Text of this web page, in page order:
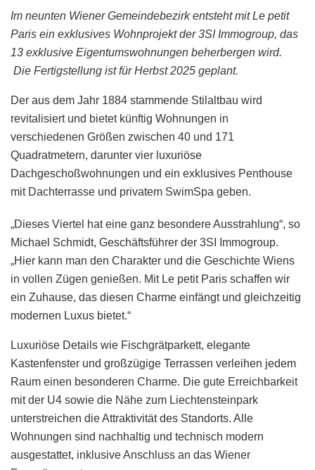
Im neunten Wiener Gemeindebezirk entsteht mit Le petit
Paris ein exklusives Wohnprojekt der 3SI Immogroup, das
13 exklusive Eigentumswohnungen beherbergen wird.
Die Fertigstellung ist für Herbst 2025 geplant.
Der aus dem Jahr 1884 stammende Stilaltbau wird
revitalisiert und bietet künftig Wohnungen in
verschiedenen Größen zwischen 40 und 171
Quadratmetern, darunter vier luxuriöse
Dachgeschoßwohnungen und ein exklusives Penthouse
mit Dachterrasse und privatem SwimSpa geben.
„Dieses Viertel hat eine ganz besondere Ausstrahlung“, so
Michael Schmidt, Geschäftsführer der 3SI Immogroup.
„Hier kann man den Charakter und die Geschichte Wiens
in vollen Zügen genießen. Mit Le petit Paris schaffen wir
ein Zuhause, das diesen Charme einfängt und gleichzeitig
modernen Luxus bietet.“
Luxuriöse Details wie Fischgrätparkett, elegante
Kastenfenster und großzügige Terrassen verleihen jedem
Raum einen besonderen Charme. Die gute Erreichbarkeit
mit der U4 sowie die Nähe zum Liechtensteinpark
unterstreichen die Attraktivität des Standorts. Alle
Wohnungen sind nachhaltig und technisch modern
ausgestattet, inklusive Anschluss an das Wiener